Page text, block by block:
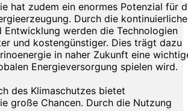
hat zudem ein enormes Potenzial für
Durch die kontinuierliche
Entwicklung werden die Technologien
und kostengünstiger. Dies trägt dazu
in naher Zukunft eine
Energieversorgung spielen wird.
des Klimaschutzes bietet
große Chancen. Durch die Nutzung